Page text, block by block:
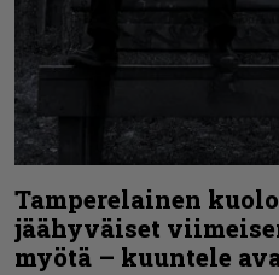
Tamperelainen
jäähyväiset
myötä – kuuntele